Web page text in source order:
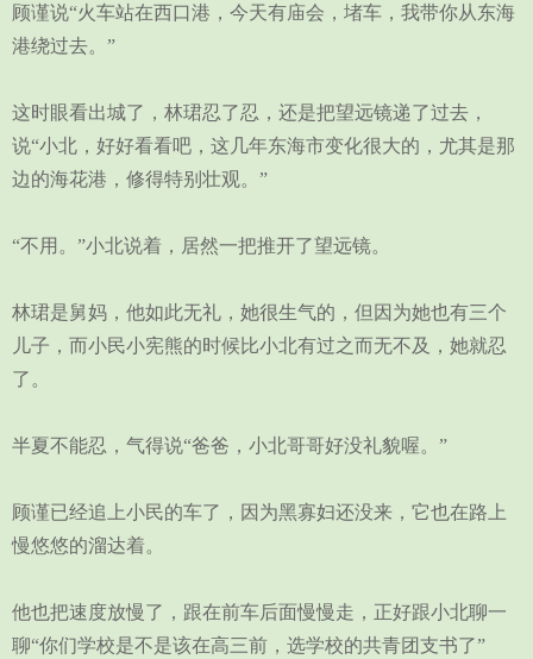
顾谨说“火车站在西口港，今天有庙会，堵车，我带你从东海
港绕过去。”
这时眼看出城了，林珺忍了忍，还是把望远镜递了过去，
说“小北，好好看看吧，这几年东海市变化很大的，尤其是那
边的海花港，修得特别壮观。”
“不用。”小北说着，居然一把推开了望远镜。
林珺是舅妈，他如此无礼，她很生气的，但因为她也有三个
儿子，而小民小宪熊的时候比小北有过之而无不及，她就忍
了。
半夏不能忍，气得说“爸爸，小北哥哥好没礼貌喔。”
顾谨已经追上小民的车了，因为黑寡妇还没来，它也在路上
慢悠悠的溜达着。
他也把速度放慢了，跟在前车后面慢慢走，正好跟小北聊一
聊“你们学校是不是该在高三前，选学校的共青团支书了”